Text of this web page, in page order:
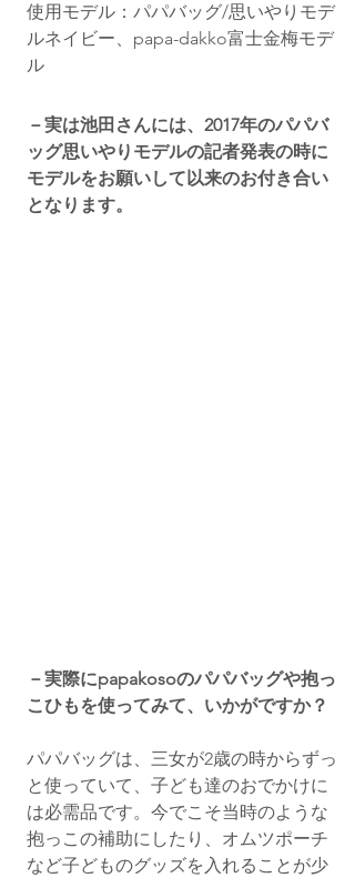
使用モデル：パパバッグ/思いやりモデ
ルネイビー、papa-dakko富士金梅モデ
ル
－実は池田さんには、2017年のパパバ
ッグ思いやりモデルの記者発表の時に
モデルをお願いして以来のお付き合い
となります。
－実際にpapakosoのパパバッグや抱っ
こひもを使ってみて、いかがですか？
パパバッグは、三女が2歳の時からずっ
と使っていて、子ども達のおでかけに
は必需品です。今でこそ当時のような
抱っこの補助にしたり、オムツポーチ
など子どものグッズを入れることが少